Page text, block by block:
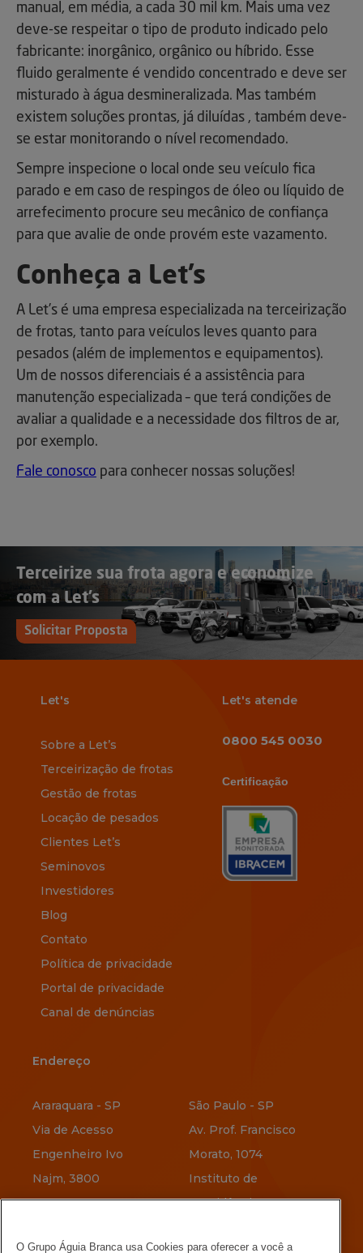
manual, em média, a cada 30 mil km. Mais uma vez
deve-se respeitar o tipo de produto indicado pelo
fabricante: inorgânico, orgânico ou híbrido. Esse
fluido geralmente é vendido concentrado e deve ser
misturado à água desmineralizada. Mas também
existem soluções prontas, já diluídas , também deve-
se estar monitorando o nível recomendado.
Sempre inspecione o local onde seu veículo fica
parado e em caso de respingos de óleo ou líquido de
arrefecimento procure seu mecânico de confiança
para que avalie de onde provém este vazamento.
Conheça a Let’s
A Let’s é uma empresa especializada na terceirização
de frotas, tanto para veículos leves quanto para
pesados (além de implementos e equipamentos).
Um de nossos diferenciais é a assistência para
manutenção especializada – que terá condições de
avaliar a qualidade e a necessidade dos filtros de ar,
por exemplo.
Fale conosco para conhecer nossas soluções!
Terceirize sua frota agora e economize
com a Let’s
Solicitar Proposta
Let's
Sobre a Let’s
Terceirização de frotas
Gestão de frotas
Locação de pesados
Clientes Let’s
Seminovos
Investidores
Blog
Contato
Política de privacidade
Portal de privacidade
Canal de denúncias
Let's atende
0800 545 0030
Certificação
Endereço
Araraquara - SP
Via de Acesso
Engenheiro Ivo
Najm, 3800
São Paulo - SP
Av. Prof. Francisco
Morato, 1074
Instituto de
Previdência
O Grupo Águia Branca usa Cookies para oferecer a você a